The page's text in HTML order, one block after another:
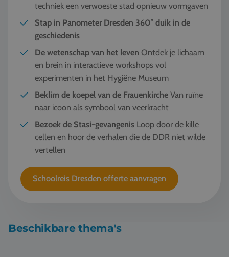
techniek een verwoeste stad opnieuw vormgaven
Stap in Panometer Dresden 360° duik in de
geschiedenis
De wetenschap van het leven Ontdek je lichaam
en brein in interactieve workshops vol
experimenten in het Hygiëne Museum
Beklim de koepel van de Frauenkirche Van ruïne
naar icoon als symbool van veerkracht
Bezoek de Stasi-gevangenis Loop door de kille
cellen en hoor de verhalen die de DDR niet wilde
vertellen
Schoolreis Dresden offerte aanvragen
Beschikbare thema's